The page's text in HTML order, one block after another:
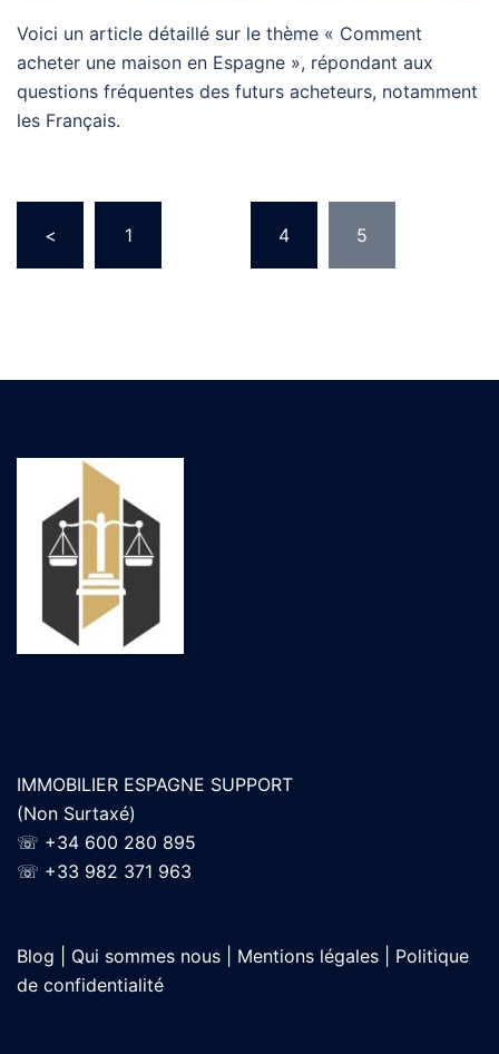
Voici un article détaillé sur le thème « Comment
acheter une maison en Espagne », répondant aux
questions fréquentes des futurs acheteurs, notamment
les Français.
Pagination
< 1 4 5
IMMOBILIER ESPAGNE SUPPORT
(Non Surtaxé)
☏ +34 600 280 895
☏ +33 982 371 963
Blog | Qui sommes nous | Mentions légales |
Politique
de confidentialité